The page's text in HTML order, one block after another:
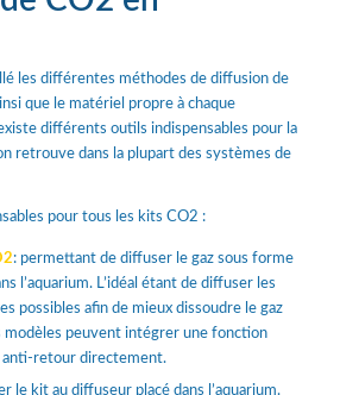
les différentes méthodes de diffusion de
que le matériel propre à chaque
différents outils indispensables pour la
retrouve dans la plupart des systèmes de
pour tous les kits CO2 :
: permettant de diffuser le gaz sous forme
l’aquarium. L’idéal étant de diffuser les
possibles afin de mieux dissoudre le gaz
modèles peuvent intégrer une fonction
retour directement.
le kit au diffuseur placé dans l’aquarium.